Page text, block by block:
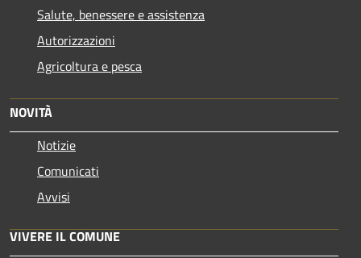
Salute, benessere e assistenza
Autorizzazioni
Agricoltura e pesca
NOVITÀ
Notizie
Comunicati
Avvisi
VIVERE IL COMUNE